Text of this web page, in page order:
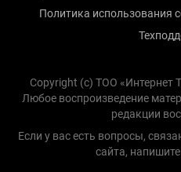
Политика использования
Copyright (с) TOO «Интернет
Любое воспроизведение
редакции
Если у вас есть вопросы,
сайта, напишите